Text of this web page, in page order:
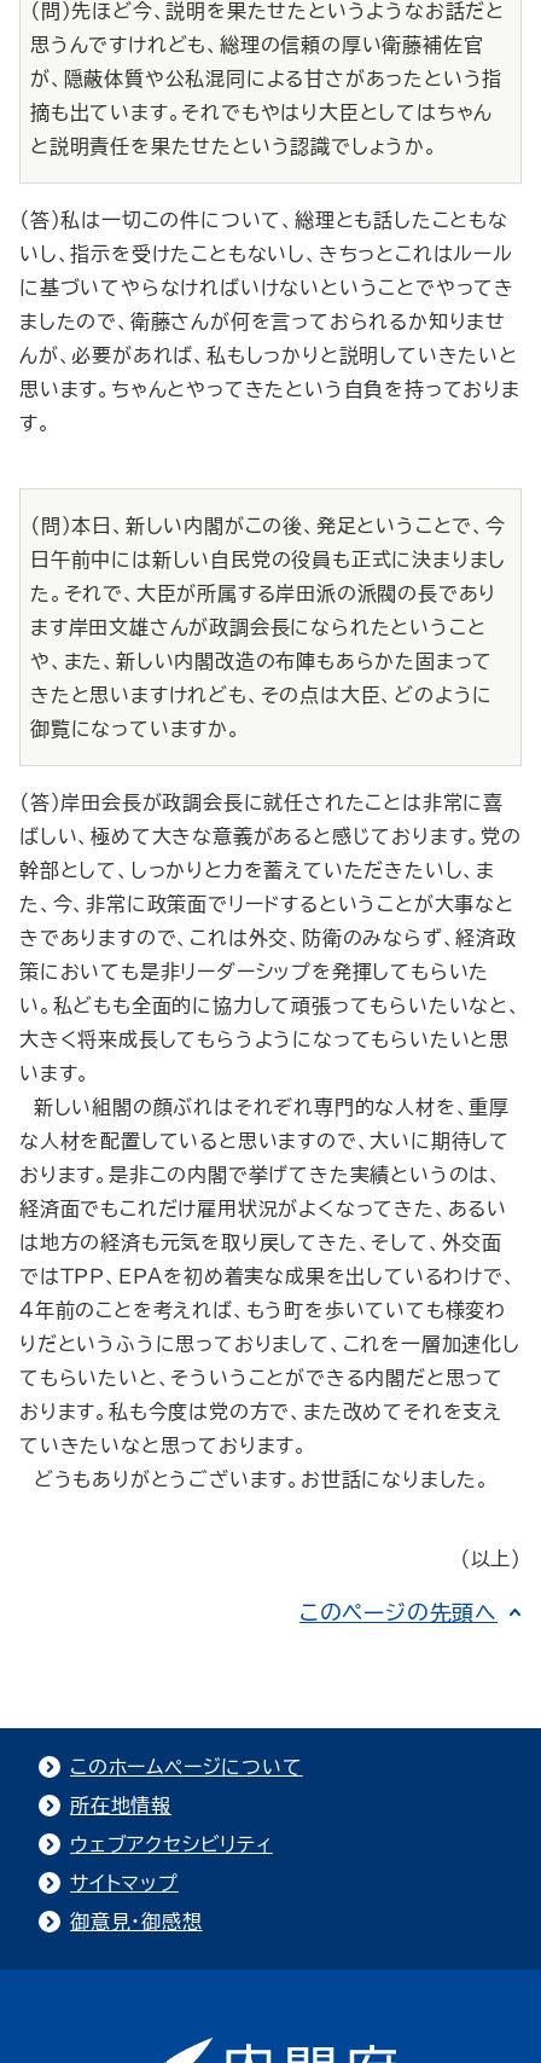
（問）先ほど今、説明を果たせたというようなお話だと
思うんですけれども、総理の信頼の厚い衛藤補佐官
が、隠蔽体質や公私混同による甘さがあったという指
摘も出ています。それでもやはり大臣としてはちゃん
と説明責任を果たせたという認識でしょうか。
（答）私は一切この件について、総理とも話したこともな
いし、指示を受けたこともないし、きちっとこれはルール
に基づいてやらなければいけないということでやってき
ましたので、衛藤さんが何を言っておられるか知りませ
んが、必要があれば、私もしっかりと説明していきたいと
思います。ちゃんとやってきたという自負を持っておりま
す。
（問）本日、新しい内閣がこの後、発足ということで、今
日午前中には新しい自民党の役員も正式に決まりまし
た。それで、大臣が所属する岸田派の派閥の長であり
ます岸田文雄さんが政調会長になられたということ
や、また、新しい内閣改造の布陣もあらかた固まって
きたと思いますけれども、その点は大臣、どのように
御覧になっていますか。
（答）岸田会長が政調会長に就任されたことは非常に喜
ばしい、極めて大きな意義があると感じております。党の
幹部として、しっかりと力を蓄えていただきたいし、ま
た、今、非常に政策面でリードするということが大事なと
きでありますので、これは外交、防衛のみならず、経済政
策においても是非リーダーシップを発揮してもらいた
い。私どもも全面的に協力して頑張ってもらいたいなと、
大きく将来成長してもらうようになってもらいたいと思
います。
新しい組閣の顔ぶれはそれぞれ専門的な人材を、重厚
な人材を配置していると思いますので、大いに期待して
おります。是非この内閣で挙げてきた実績というのは、
経済面でもこれだけ雇用状況がよくなってきた、あるい
は地方の経済も元気を取り戻してきた、そして、外交面
ではＴＰＰ、ＥＰＡを初め着実な成果を出しているわけで、
４年前のことを考えれば、もう町を歩いていても様変わ
りだというふうに思っておりまして、これを一層加速化し
てもらいたいと、そういうことができる内閣だと思って
おります。私も今度は党の方で、また改めてそれを支え
ていきたいなと思っております。
どうもありがとうございます。お世話になりました。
（以上）
このページの先頭へ
このホームページについて
所在地情報
ウェブアクセシビリティ
サイトマップ
御意見・御感想